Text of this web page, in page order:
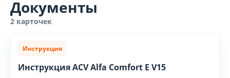
Документы
2 карточек
Инструкция
Инструкция ACV Alfa Comfort E V15